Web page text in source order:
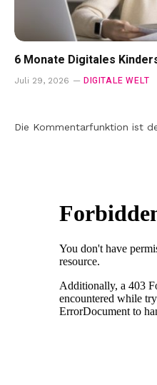
6 Monate Digitales
Juli 29, 2026 DIGITALE WELT
Die Kommentarfunktion ist